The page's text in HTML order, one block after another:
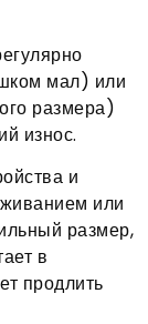
мал) или
размера)
износ.
и
или
размер,
в
продлить